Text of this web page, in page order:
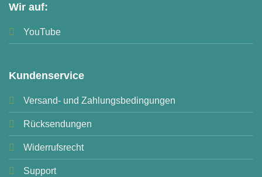
Wir auf:
YouTube
Kundenservice
Versand- und Zahlungsbedingungen
Rücksendungen
Widerrufsrecht
Support